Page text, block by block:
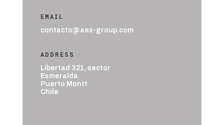
EMAIL
contacto@aex-group.com
ADDRESS
Libertad 321, sector
Esmeralda
Puerto Montt
Chile